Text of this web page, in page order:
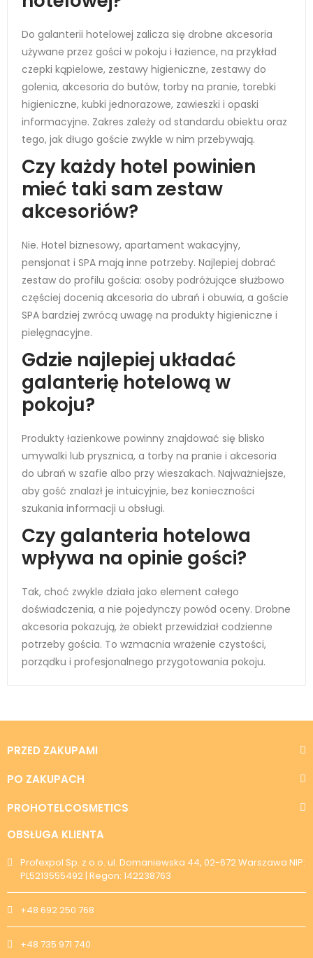
Do galanterii hotelowej zalicza się drobne akcesoria
używane przez gości w pokoju i łazience, na przykład
czepki kąpielowe, zestawy higieniczne, zestawy do
golenia, akcesoria do butów, torby na pranie, torebki
higieniczne, kubki jednorazowe, zawieszki i opaski
informacyjne. Zakres zależy od standardu obiektu oraz
tego, jak długo goście zwykle w nim przebywają.
Czy każdy hotel powinien
mieć taki sam zestaw
akcesoriów?
Nie. Hotel biznesowy, apartament wakacyjny,
pensjonat i SPA mają inne potrzeby. Najlepiej dobrać
zestaw do profilu gościa: osoby podróżujące służbowo
częściej docenią akcesoria do ubrań i obuwia, a goście
SPA bardziej zwrócą uwagę na produkty higieniczne i
pielęgnacyjne.
Gdzie najlepiej układać
galanterię hotelową w
pokoju?
Produkty łazienkowe powinny znajdować się blisko
umywalki lub prysznica, a torby na pranie i akcesoria
do ubrań w szafie albo przy wieszakach. Najważniejsze,
aby gość znalazł je intuicyjnie, bez konieczności
szukania informacji u obsługi.
Czy galanteria hotelowa
wpływa na opinie gości?
Tak, choć zwykle działa jako element całego
doświadczenia, a nie pojedynczy powód oceny. Drobne
akcesoria pokazują, że obiekt przewidział codzienne
potrzeby gościa. To wzmacnia wrażenie czystości,
porządku i profesjonalnego przygotowania pokoju.
PRZED ZAKUPAMI
PO ZAKUPACH
PROHOTELCOSMETICS
OBSŁUGA KLIENTA
Profexpol Sp. z o.o. ul. Domaniewska 44, 02-672 Warszawa NIP:
PL5213555492 | Regon: 142238763
+48 692 250 768
+48 735 971 740